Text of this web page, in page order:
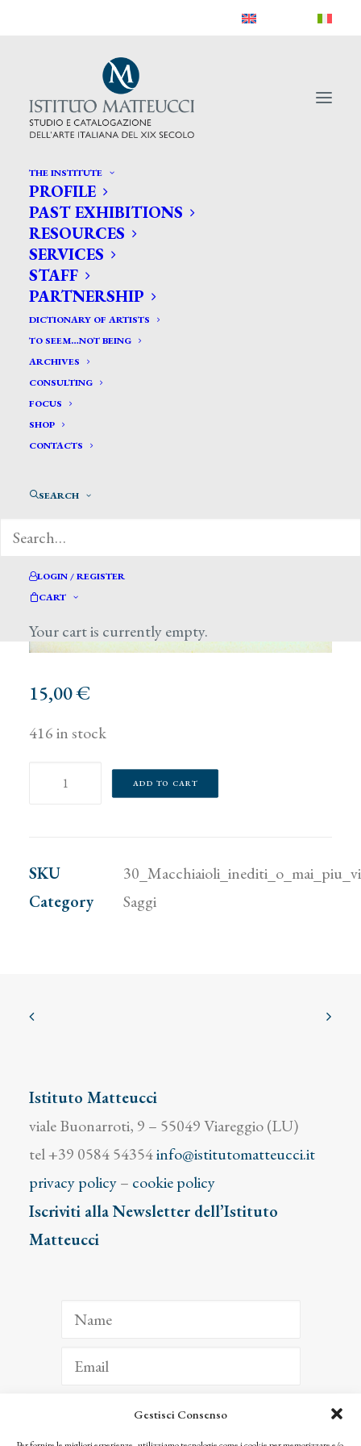
Gestisci Consenso
THE INSTITUTE
PROFILE
PAST EXHIBITIONS
RESOURCES
SERVICES
STAFF
PARTNERSHIP
DICTIONARY OF ARTISTS
TO SEEM…NOT BEING
ARCHIVES
CONSULTING
FOCUS
SHOP
CONTACTS
SEARCH
LOGIN / REGISTER
CART
Your cart is currently empty.
15,00€
416 in stock
proposti
ADD TO CART
SKU
Category
Saggi
Istituto Matteucci
viale Buonarroti, 9 – 55049 Viareggio (LU)
tel +39 0584 54354info@istitutomatteucci.it
privacy policy– cookie policy
Iscriviti alla Newsletter dell’Istituto
Matteucci
ISCRIVITI